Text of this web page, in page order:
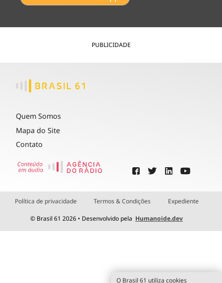
PUBLICIDADE
Quem Somos
Mapa do Site
Contato
Política de privacidade Termos & Condições Expediente
© Brasil 61 2026 • Desenvolvido pela Humanoide.dev
O Brasil 61 utiliza cookies